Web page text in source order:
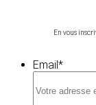
En vous
Email *